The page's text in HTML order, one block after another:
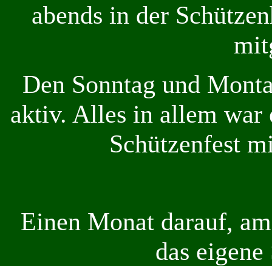
abends in der
Den Sonntag und
aktiv. Alles in allem war
Schützenfest
Einen Monat darauf,
das